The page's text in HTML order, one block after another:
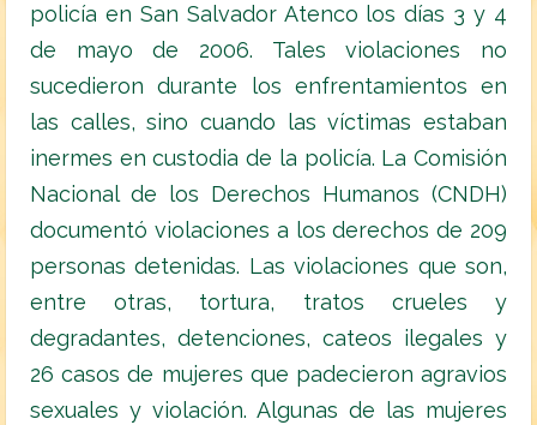
policía en San Salvador Atenco los días 3 y 4
de mayo de 2006. Tales violaciones no
sucedieron durante los enfrentamientos en
las calles, sino cuando las víctimas estaban
inermes en custodia de la policía. La Comisión
Nacional de los Derechos Humanos (CNDH)
documentó violaciones a los derechos de 209
personas detenidas. Las violaciones que son,
entre otras, tortura, tratos crueles y
degradantes, detenciones, cateos ilegales y
26 casos de mujeres que padecieron agravios
sexuales y violación. Algunas de las mujeres